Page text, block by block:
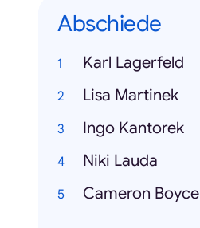
Abschiede
Karl Lagerfeld
Lisa Martinek
Ingo Kantorek
Niki Lauda
Cameron Boyce